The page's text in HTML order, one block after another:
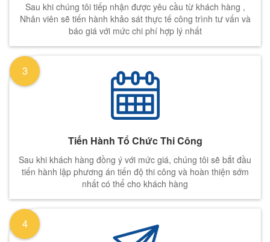
Sau khi chúng tôi tiếp nhận được yêu cầu từ khách hàng ,
Nhân viên sẽ tiến hành khảo sát thực tế công trình tư vấn và
báo giá với mức chi phí hợp lý nhất
Tiến Hành Tổ Chức Thi Công
Sau khi khách hàng đồng ý với mức giá, chúng tôi sẽ bắt đầu
tiến hành lập phương án tiến độ thi công và hoàn thiện sớm
nhất có thể cho khách hàng
3
4